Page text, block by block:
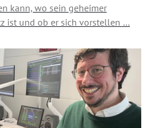
kann, wo sein geheimer
ist und ob er sich vorstellen …